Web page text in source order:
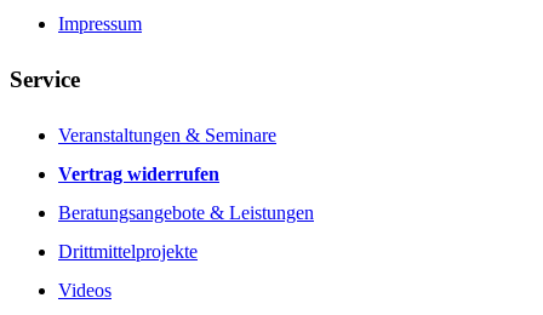
Impressum
Service
Veranstaltungen & Seminare
Vertrag widerrufen
Beratungsangebote & Leistungen
Drittmittelprojekte
Videos